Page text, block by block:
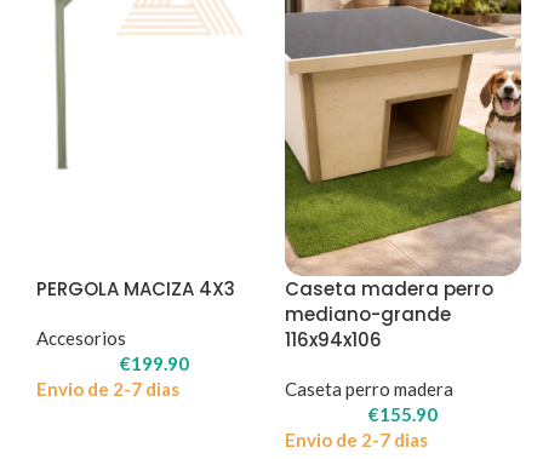
PERGOLA MACIZA 4X3
Accesorios
€199.90
Envio de 2-7 dias
Caseta madera perro
mediano-grande
116x94x106
Caseta perro madera
€155.90
Envio de 2-7 dias